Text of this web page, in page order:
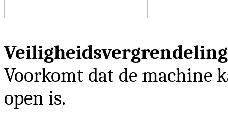
Veiligheidsvergrendeling
Voorkomt dat de machine
open is.